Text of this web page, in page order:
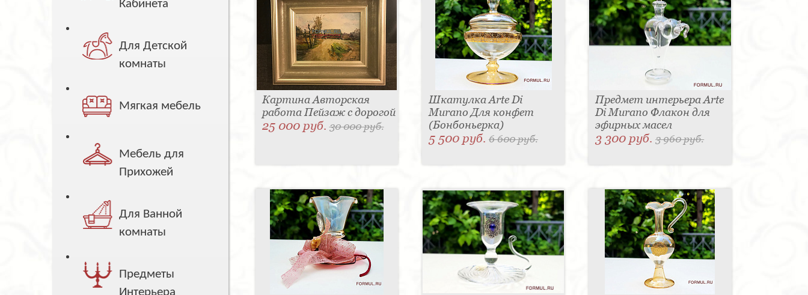
Кабинета
Для Детской
комнаты
Мягкая мебель
Мебель для
Прихожей
Для Ванной
комнаты
Предметы
Интерьера
Картина Авторская
работа Пейзаж с дорогой
25 000 руб.30 000 руб.
Шкатулка Arte Di
Murano Для конфет
(Бонбоньерка)
5 500 руб. 6 600 руб.
Предмет интерьера Arte
Di Murano Флакон для
эфирных масел
3 300 руб.3 960 руб.